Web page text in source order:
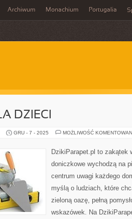
Archiwum Monachium Portugalia
DZIECI
GRU - 7 - 2025 MOŻLIWOŚĆ
DzikiParapet.pl to zakątek
doniczkowe wychodzą na
centrum uwagi każdego
myślą o ludziach, które
zieloną oazę, pełną
wskazówek. Na